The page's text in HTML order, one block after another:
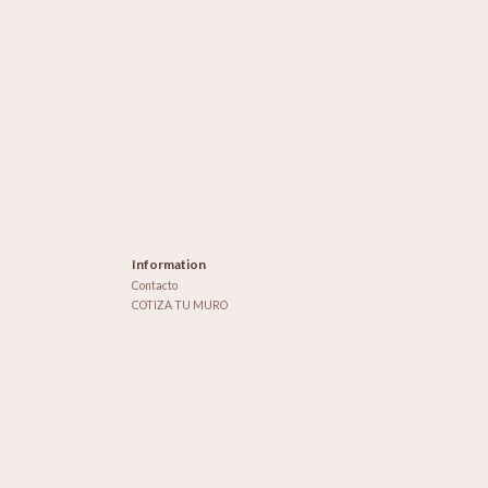
Information
Contacto
COTIZA TU MURO